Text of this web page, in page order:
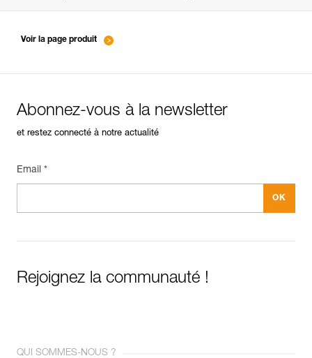
Voir la page produit
Abonnez-vous à la newsletter
et restez connecté à notre actualité
Email *
Rejoignez la communauté !
QUI SOMMES-NOUS ?